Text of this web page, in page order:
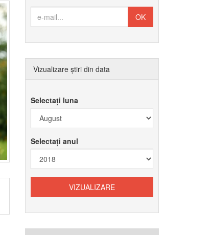
Vizualizare știri din data
Selectați luna
Selectați anul